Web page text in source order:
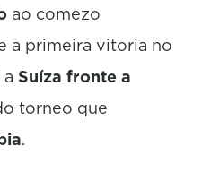
ao comezo
a primeira vitoria no
a Suíza fronte a
torneo que
.